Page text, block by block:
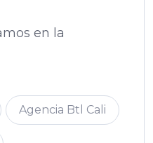
en la
Agencia Btl Cali